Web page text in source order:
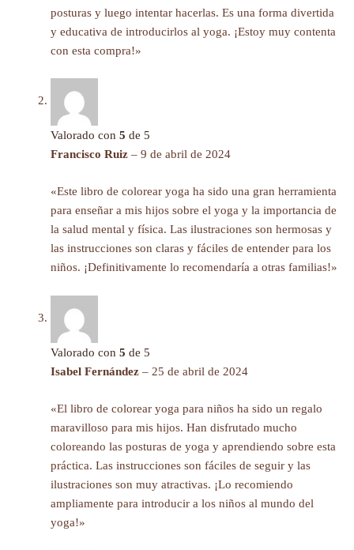
posturas y luego intentar hacerlas. Es una forma divertida
y educativa de introducirlos al yoga. ¡Estoy muy contenta
con esta compra!»
Valorado con 5 de 5
Francisco Ruiz – 9 de abril de 2024
«Este libro de colorear yoga ha sido una gran herramienta
para enseñar a mis hijos sobre el yoga y la importancia de
la salud mental y física. Las ilustraciones son hermosas y
las instrucciones son claras y fáciles de entender para los
niños. ¡Definitivamente lo recomendaría a otras familias!»
Valorado con 5 de 5
Isabel Fernández – 25 de abril de 2024
«El libro de colorear yoga para niños ha sido un regalo
maravilloso para mis hijos. Han disfrutado mucho
coloreando las posturas de yoga y aprendiendo sobre esta
práctica. Las instrucciones son fáciles de seguir y las
ilustraciones son muy atractivas. ¡Lo recomiendo
ampliamente para introducir a los niños al mundo del
yoga!»